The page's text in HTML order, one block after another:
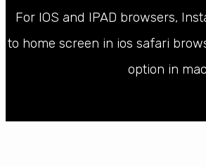
For IOS and IPAD browsers,
to home screen in ios safari
option in